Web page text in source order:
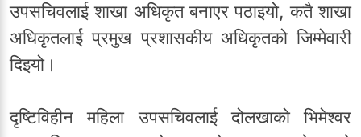
उपसचिवलाई शाखा अधिकृत बनाएर पठाइयो, कतै शाखा
अधिकृतलाई प्रमुख प्रशासकीय अधिकृतको जिम्मेवारी
दिइयो।
दृष्टिविहीन महिला उपसचिवलाई दोलखाको भिमेश्वर